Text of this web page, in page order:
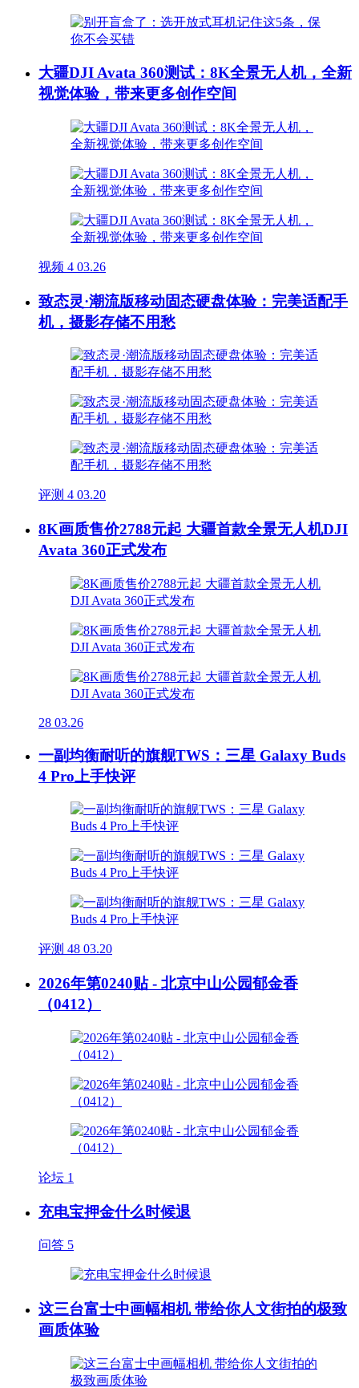
大疆DJI Avata 360测试：8K全景无人机，全新
视觉体验，带来更多创作空间
视频 4 03.26
致态灵·潮流版移动固态硬盘体验：完美适配手
机，摄影存储不用愁
评测 4 03.20
8K画质售价2788元起 大疆首款全景无人机DJI
Avata 360正式发布
28 03.26
一副均衡耐听的旗舰TWS：三星 Galaxy Buds
4 Pro上手快评
评测 48 03.20
2026年第0240贴 - 北京中山公园郁金香
（0412）
论坛 1
充电宝押金什么时候退
问答 5
这三台富士中画幅相机 带给你人文街拍的极致
画质体验